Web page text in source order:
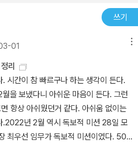
래서 라이즈는 에드나에게 그녀의 날개가
이렇게 말한 것이리라. “전통과 편견이
새는 강한 날개를 가져야 해요. 약한 새
퍼덕이며 다시 지상으로 낙하하는 모습
쪽)<각성>에서 에드나가 깨어나기 시
으로서 자신의 위치를 자각하고, 하나
면과 주변 세계와 맺고 있는 관계’를 깨
일까? 많은 이들이 로베르와의 사랑으
계기를 얻었다고 보는데, 나는 그런 관
석이 조금 못마땅하다. <안나 카레니나
애고 가정의 수호천사가 되어 (암탉처
안 살림을 보호하는 것이라고 자상하게
면 미국의 여자들은 전부 다 질식해 제
천만의 말씀이다. 낳자마자 이런 환경
에 의한 보호를 편하게 받아들이며 그
인식하는 경우가 대부분이다. <각성>
리에의 부정에 흥분한 당시 여자들도 무
. 우연히 이 책을 읽는 동안 우리나라의
청파여대에 입학하려다 재학생들의 비
다. 고정관념이 그런 거고 언제나 무서운
쓰기
01
리
시간이 참 빠르구나 하는 생각이 든다.
을 보냈다니 아쉬운 마음이 든다. 그런
항상 아쉬웠던거 같다. 아쉬움 없이는
.2022년 2월 역시 독보적 미션 28일 모
최우선 임무가 독보적 미션이였다. 500